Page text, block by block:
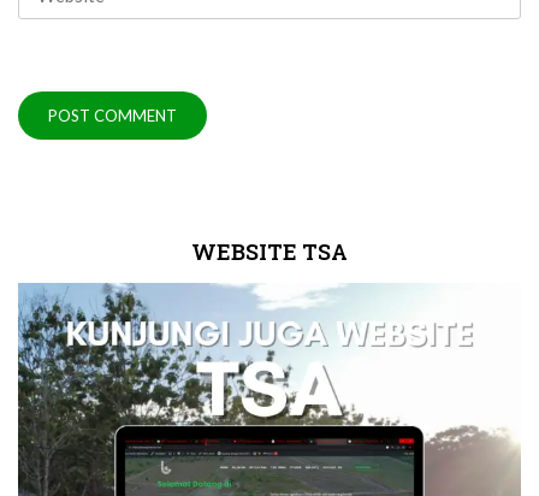
WEBSITE TSA